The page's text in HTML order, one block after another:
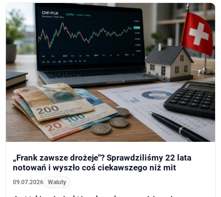
„Frank zawsze drożeje"? Sprawdziliśmy 22 lata
notowań i wyszło coś ciekawszego niż mit
09.07.2026 Waluty